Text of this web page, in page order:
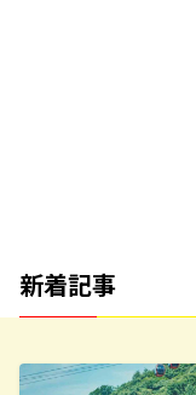
新着記事